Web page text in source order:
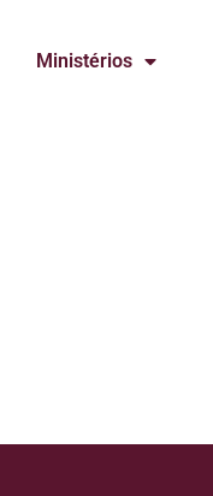
Ministérios